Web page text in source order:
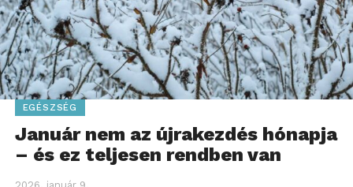
EGÉSZSÉG
Január nem az újrakezdés hónapja
– és ez teljesen rendben van